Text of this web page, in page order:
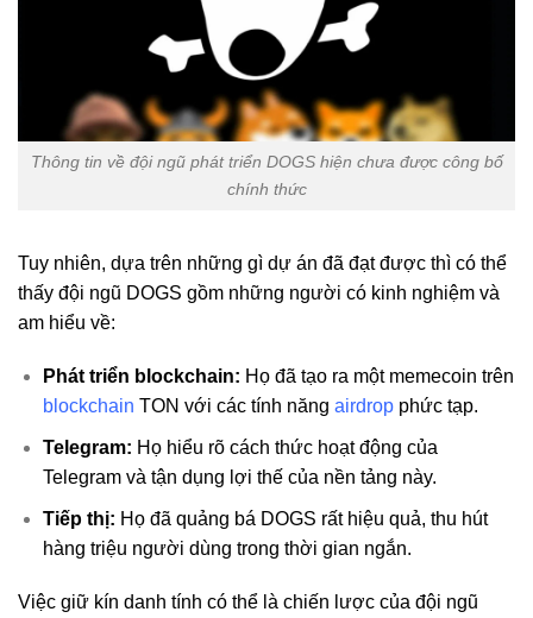
Thông tin về đội ngũ phát triển DOGS hiện chưa được công bố
chính thức
Tuy nhiên, dựa trên những gì dự án đã đạt được thì có thể
thấy đội ngũ DOGS gồm những người có kinh nghiệm và
am hiểu về:
Phát triển blockchain: Họ đã tạo ra một memecoin trên
blockchain TON với các tính năng airdropphức tạp.
Telegram: Họ hiểu rõ cách thức hoạt động của
Telegram và tận dụng lợi thế của nền tảng này.
Tiếp thị: Họ đã quảng bá DOGS rất hiệu quả, thu hút
hàng triệu người dùng trong thời gian ngắn.
Việc giữ kín danh tính có thể là chiến lược của đội ngũ